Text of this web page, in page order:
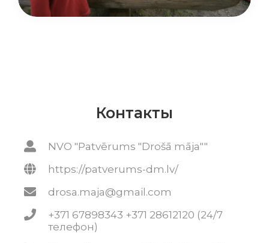
Контакты
NVO "Patvērums "Drošā māja""
https://patverums-dm.lv/
drosa.maja@gmail.com
+371 67898343 +371 28612120 (24/7
телефон)